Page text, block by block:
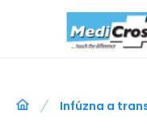
Infúzna a